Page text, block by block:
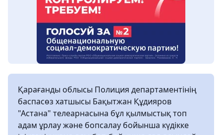
Қарағанды ​​облысы Полиция департаментінің
баспасөз хатшысы Бақытжан Құдияров
"Астана" телеарнасына бұл қылмыстық топ
адам ұрлау және бопсалау бойынша күдікке